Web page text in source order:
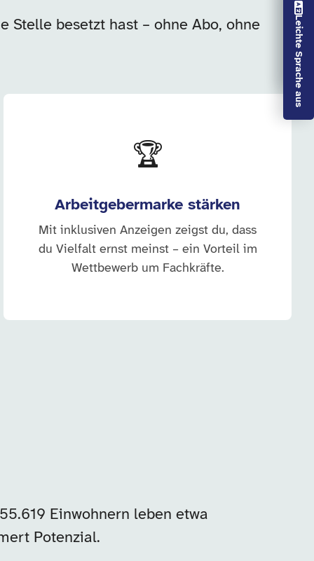
Vorlesen aus
Leichte Sprache aus
Stelle besetzt hast – ohne Abo, ohne
🏆
Arbeitgebermarke stärken
Mit inklusiven Anzeigen zeigst du, dass
du Vielfalt ernst meinst – ein Vorteil im
Wettbewerb um Fachkräfte.
Einwohnern leben etwa
Potenzial.